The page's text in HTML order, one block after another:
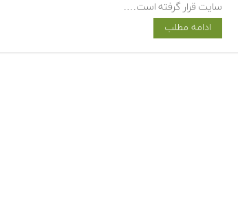
سایت قرار گرفته است….
ادامه مطلب